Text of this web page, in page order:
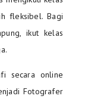
fleksibel. Bagi
ikut kelas
secara online
Fotografer